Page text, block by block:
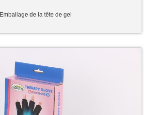
Emballage de la tête de gel